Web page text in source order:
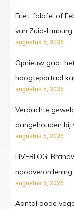
Friet, falafel of
van Zuid-Limburg
augustus 5, 2026
Opnieuw gaat
hoogteportaal
augustus 5, 2026
Verdachte
aangehouden bij
augustus 5, 2026
LIVEBLOG:
noodverordening
augustus 5, 2026
Aantal dode